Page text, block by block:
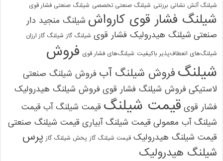
شیلنگ آتش نشانی برزنتی شیلنگ صنعتی تخصصی شیلنگ صنعتی فشار قوی
شیلنگ فشار قوی کارواش شیلنگ منجید دار
صنعتی شیلنگ هیدرولیک فشار قوی شیلنگ گاز شیلنگ گاز ارزان
شیلنگ‌های انعطاف‌پذیر باکیفیت شیلنگ‌های فشار قوی فروش
شیلنگ فروش شیلنگ آب فروش شیلنگ صنعتی
لاستیکی فروش شیلنگ فشار قوی فروش شیلنگ هیدرولیک
فشار قوی قیمت شیلنگ قیمت شیلنگ آب قیمت
شیلنگ آب معمولی قیمت شیلنگ آبیاری قیمت شیلنگ صنعتی
قیمت شیلنگ هیدرولیک قیمت شیلنگ گاز پخش شیلنگ گاز پرس
شیلنگ هیدرولیک